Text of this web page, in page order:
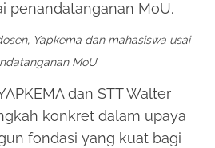
Yapkema dan mahasiswa usai
MoU.
dan STT Walter
konkret dalam upaya
fondasi yang kuat bagi